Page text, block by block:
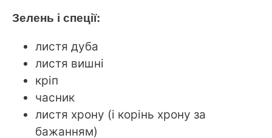
Зелень і спеції:
листя дуба
листя вишні
кріп
часник
листя хрону (і корінь хрону за
бажанням)